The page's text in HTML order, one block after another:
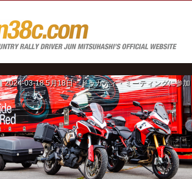
2024-03-18 5月18日 ドゥカティ・ミーティングに参加